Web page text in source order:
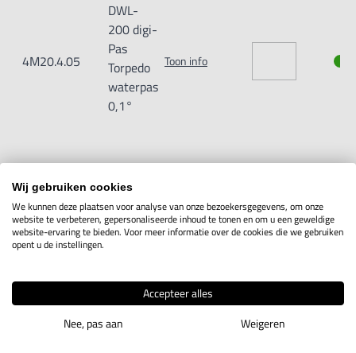
Nauwkeurigheid: ± 0.1° bij 0° & 90° /± 0.2° voor elke
Kalibratie-functie, makkelijk en zelf kalibreren.
Omschakelbaar ° en %.
Aan/uit schakelaar.
Automatische uitschakeling na 3 minuten.
Voeding: 2x CR2032 (bij levering)
4M20.4.05
DWL-
200 digi-
Pas
Torpedo
waterpas
0,1°
Toon info
IN WINKELWAGEN
Productomschrijving
DWL-200 Digi-Pas Torpedo waterpas met magneetvoet.
Resolutie 0.1° en hoge nauwkeurigheid ± 0.1°. Met
Wij gebruiken cookies
We kunnen deze plaatsen voor analyse van onze bezoekersgegevens, om onze
website te verbeteren, gepersonaliseerde inhoud te tonen en om u een geweldige
website-ervaring te bieden. Voor meer informatie over de cookies die we gebruiken
opent u de instellingen.
Accepteer alles
Nee, pas aan
Weigeren